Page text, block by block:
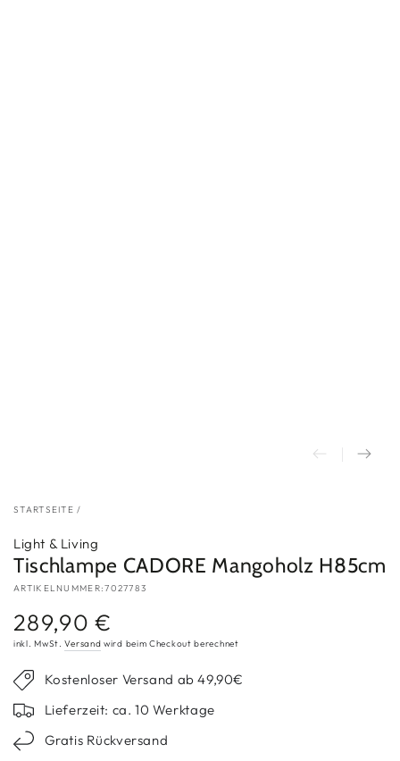
STARTSEITE /
Light & Living
Tischlampe CADORE Mangoholz H85cm
ARTIKELNUMMER:7027783
Regulärer
Preis
289,90 €
inkl. MwSt.Versand wird beim Checkout berechnet
Kostenloser Versand ab 49,90€
Lieferzeit: ca. 10 Werktage
Gratis Rückversand